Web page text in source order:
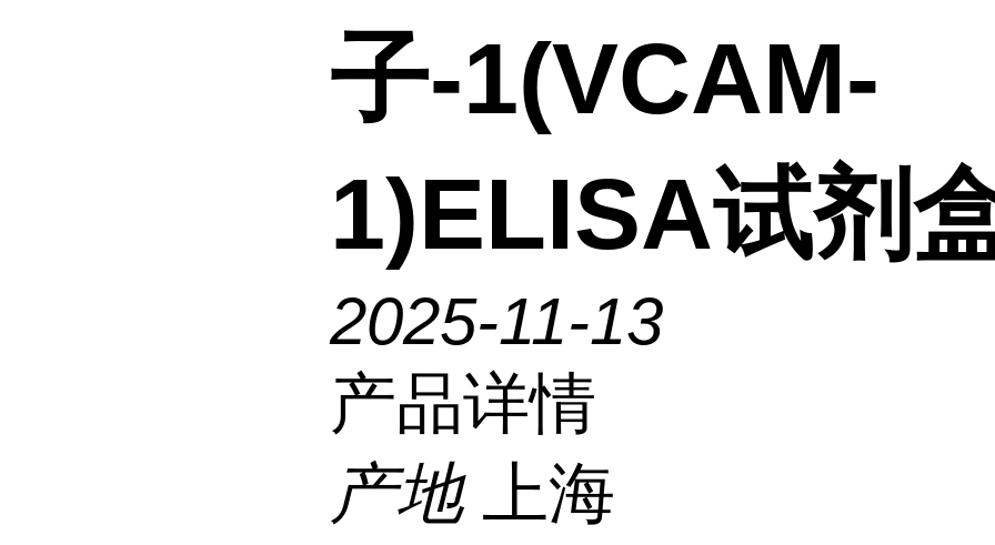
子-1(VCAM-
1)ELISA试剂
2025-11-13
产品详情
产地 上海